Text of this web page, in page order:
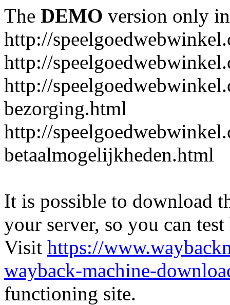
The DEMO version only
http://
http://
http://
bezorging.html
http://
betaalmogelijkheden.html
It is possible to download
your server, so you can
Visit https://
wayback-machine-
functioning site.